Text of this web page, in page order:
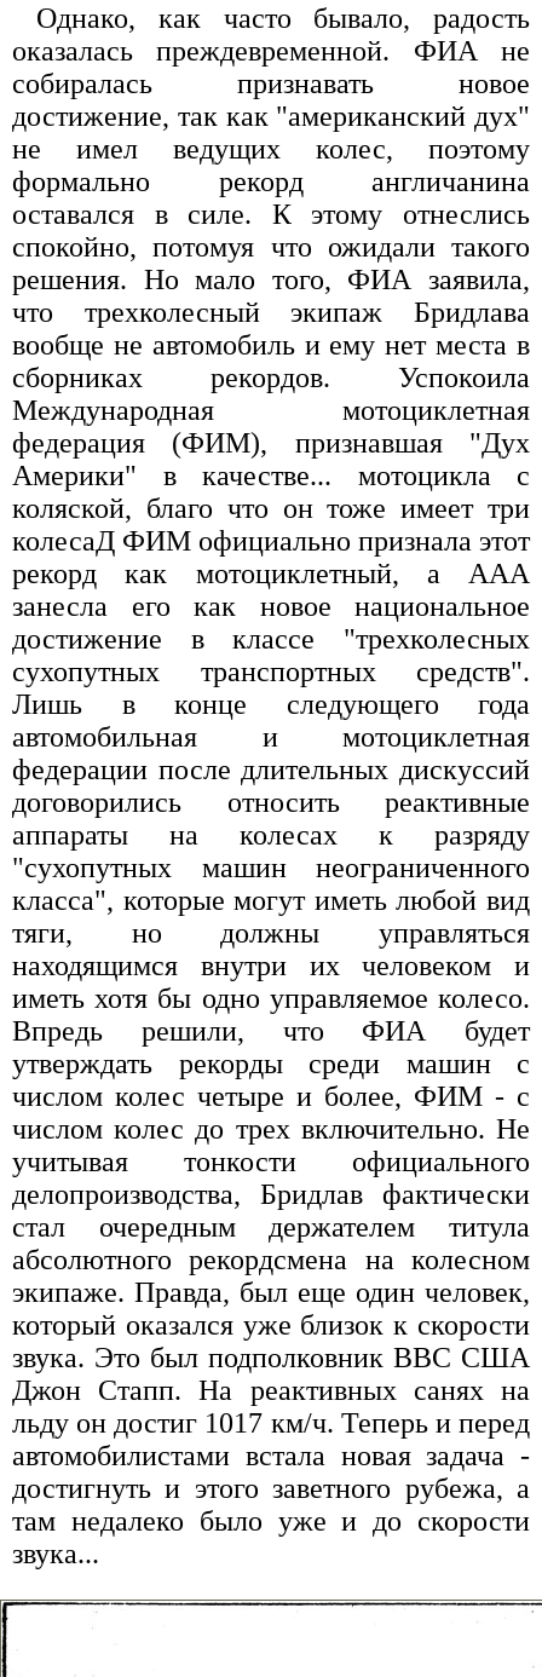
Однако, как часто бывало, радость
оказалась преждевременной. ФИА не
собиралась признавать новое
достижение, так как "американский дух"
не имел ведущих колес, поэтому
формально рекорд англичанина
оставался в силе. К этому отнеслись
спокойно, потомуя что ожидали такого
решения. Но мало того, ФИА заявила,
что трехколесный экипаж Бридлава
вообще не автомобиль и ему нет места в
сборниках рекордов. Успокоила
Международная мотоциклетная
федерация (ФИМ), признавшая "Дух
Америки" в качестве... мотоцикла с
коляской, благо что он тоже имеет три
колесаД ФИМ официально признала этот
рекорд как мотоциклетный, а ААА
занесла его как новое национальное
достижение в классе "трехколесных
сухопутных транспортных средств".
Лишь в конце следующего года
автомобильная и мотоциклетная
федерации после длительных дискуссий
договорились относить реактивные
аппараты на колесах к разряду
"сухопутных машин неограниченного
класса", которые могут иметь любой вид
тяги, но должны управляться
находящимся внутри их человеком и
иметь хотя бы одно управляемое колесо.
Впредь решили, что ФИА будет
утверждать рекорды среди машин с
числом колес четыре и более, ФИМ - с
числом колес до трех включительно. Не
учитывая тонкости официального
делопроизводства, Бридлав фактически
стал очередным держателем титула
абсолютного рекордсмена на колесном
экипаже. Правда, был еще один человек,
который оказался уже близок к скорости
звука. Это был подполковник ВВС США
Джон Стапп. На реактивных санях на
льду он достиг 1017 км/ч. Теперь и перед
автомобилистами встала новая задача -
достигнуть и этого заветного рубежа, а
там недалеко было уже и до скорости
звука...